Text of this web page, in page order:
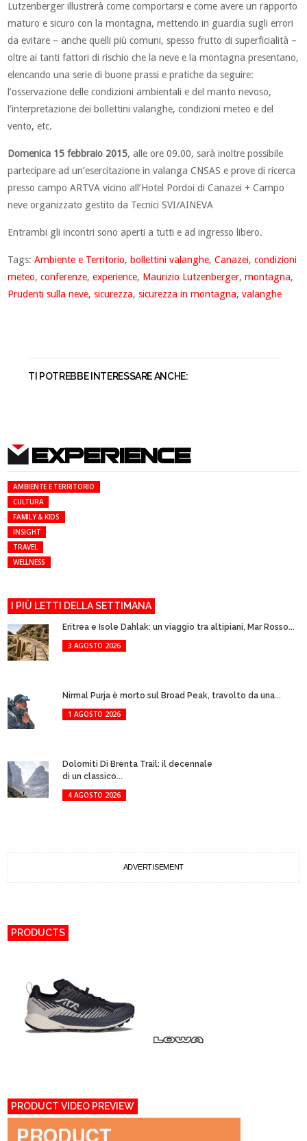
Lutzenberger illustrerà come comportarsi e come avere un rapporto
maturo e sicuro con la montagna, mettendo in guardia sugli errori
da evitare – anche quelli più comuni, spesso frutto di superficialità –
oltre ai tanti fattori di rischio che la neve e la montagna presentano,
elencando una serie di buone prassi e pratiche da seguire:
l’osservazione delle condizioni ambientali e del manto nevoso,
l’ìnterpretazione dei bollettini valanghe, condizioni meteo e del
vento, etc.
Domenica 15 febbraio 2015, alle ore 09.00, sarà inoltre possibile
partecipare ad un’esercitazione in valanga CNSAS e prove di ricerca
presso campo ARTVA vicino all’Hotel Pordoi di Canazei + Campo
neve organizzato gestito da Tecnici SVI/AINEVA
Entrambi gli incontri sono aperti a tutti e ad ingresso libero.
Tags:Ambiente e Territorio, bollettini valanghe,Canazei,condizioni
meteo,conferenze,experience, Maurizio Lutzenberger,montagna,
Prudenti sulla neve,sicurezza,sicurezza in montagna,valanghe
TI POTREBBE INTERESSARE ANCHE:
EXPERIENCE
AMBIENTE E TERRITORIO
CULTURA
FAMILY & KIDS
INSIGHT
TRAVEL
WELLNESS
I PIÙ LETTI DELLA SETTIMANA
Eritrea e Isole Dahlak: un viaggio tra altipiani, Mar Rosso...
3 AGOSTO 2026
Nirmal Purja è morto sul Broad Peak, travolto da una...
1 AGOSTO 2026
Dolomiti Di Brenta Trail: il decennale
di un classico...
4 AGOSTO 2026
ADVERTISEMENT
PRODUCTS
PRODUCT VIDEO PREVIEW